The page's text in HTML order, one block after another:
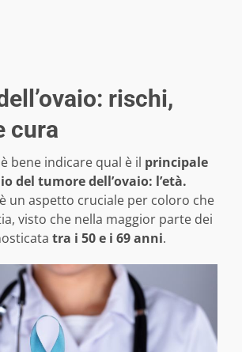
rischi,
cura
bene indicare qual è il principale
del tumore dell’ovaio: l’età.
è un aspetto cruciale per coloro che
visto che nella maggior parte dei
tra i 50 e i 69 anni.